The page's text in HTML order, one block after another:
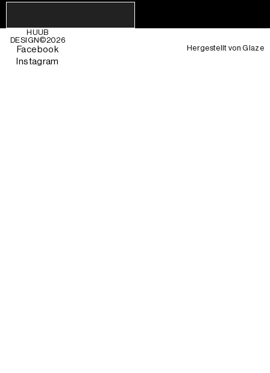
HUUB
DESIGN©2026
Facebook
Instagram
Hergestellt vonGlaze